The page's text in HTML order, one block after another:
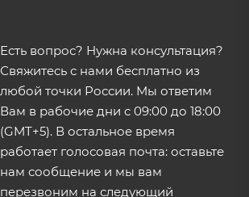
Есть вопрос? Нужна консультация?
Свяжитесь с нами бесплатно из
любой точки России. Мы ответим
Вам в рабочие дни с 09:00 до 18:00
(GMT+5). В остальное время
работает голосовая почта: оставьте
нам сообщение и мы вам
перезвоним на следующий